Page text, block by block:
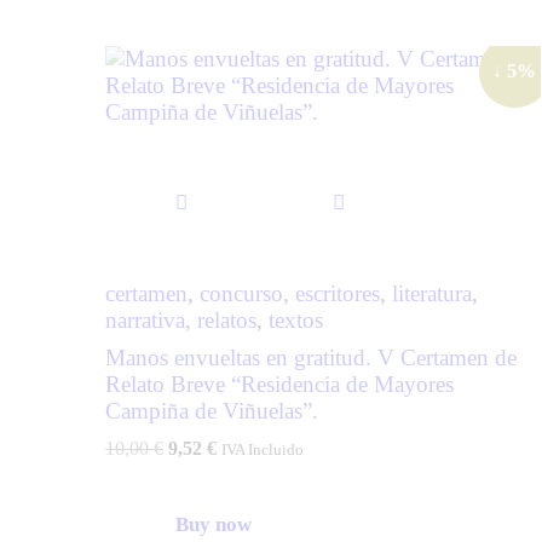
↓ 5%
certamen, concurso, escritores, literatura,
narrativa, relatos, textos
Manos envueltas en gratitud. V Certamen de
Relato Breve “Residencia de Mayores
Campiña de Viñuelas”.
10,00€ 9,52 € IVA Incluido
Buy now